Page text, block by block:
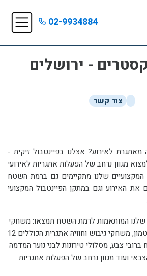
02-9934884
- ירושלים
צור קשר
מחפשים אחר אטרקציה מאתגרת לאירוע? אצלנו בפיינטבול זיקית -
החוויה האתגרית, תוכלו למצוא מגוון נרחב של הפעלות אתגריות לאירועי
בר/בת מצווה. השירותים המקצועיים שלנו מתקיימים גם ברמת השטח
את האירוע וגם במתקן הפיינטבול המקצועי
המותאמות לרמת השטח תמצאו: משחקי
ניווט בסגנון מצא את המטמון, משחקי גיבוש וחוויה אתגרית הכוללים 12
כולל מטווח ברובי צבע, מסלולי טירונות לבני נוער המדמה
בסגנון הגיבוש הצבאי ועוד מגוון נרחב של הפעלות אתגריות